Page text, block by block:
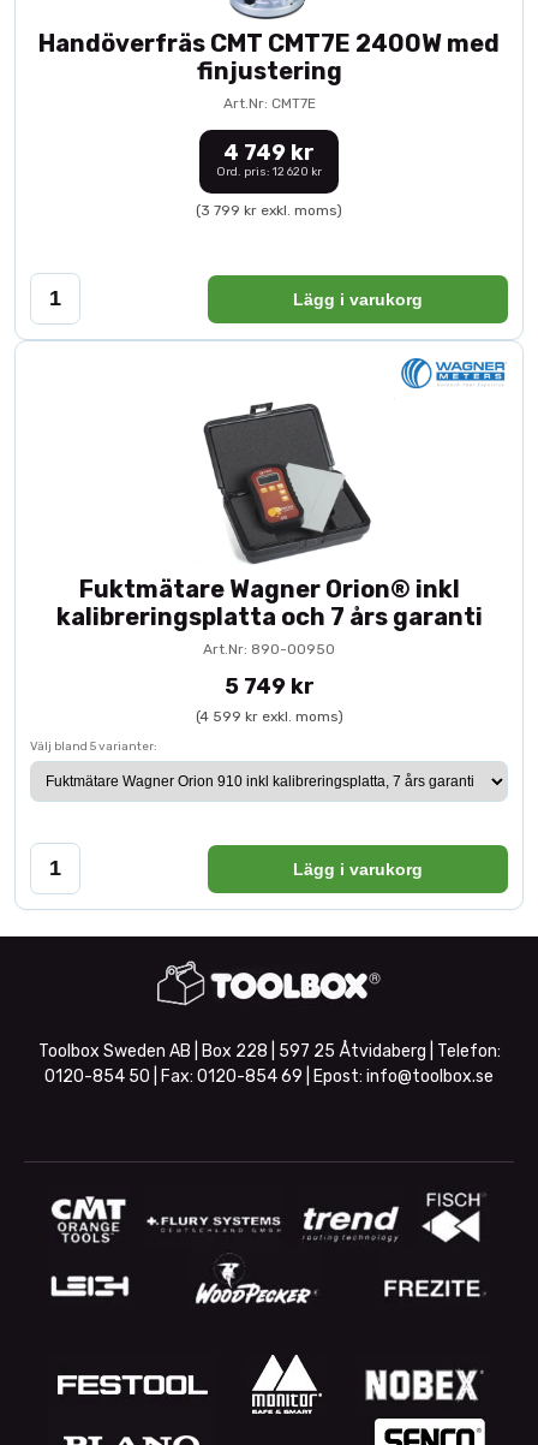
Handöverfräs CMT CMT7E 2400W med
finjustering
Art.Nr: CMT7E
4 749 kr
Ord. pris: 12 620 kr
(3 799 kr exkl. moms)
Lägg i varukorg
Fuktmätare Wagner Orion® inkl
kalibreringsplatta och 7 års garanti
Art.Nr: 890-00950
5 749 kr
(4 599 kr exkl. moms)
Välj bland 5 varianter:
Lägg i varukorg
Toolbox Sweden AB | Box 228 | 597 25 Åtvidaberg | Telefon:
0120-854 50 | Fax: 0120-854 69 | Epost: info@toolbox.se